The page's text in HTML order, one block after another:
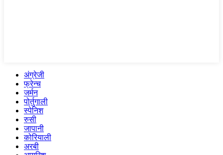
अंग्रेजी
फ्रेन्च
जर्मन
पोर्तुगाली
स्पेनिश
रुसी
जापानी
कोरियाली
अरबी